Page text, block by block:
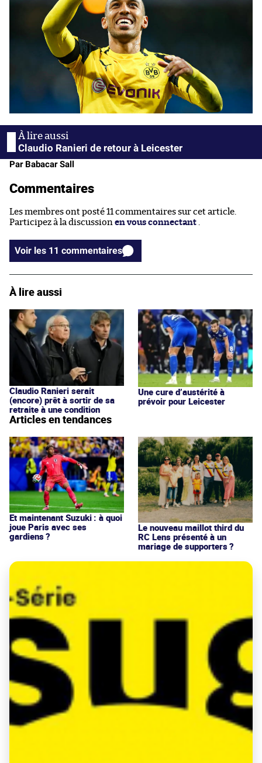
Claudio Ranieri de retour à Leicester
Par Babacar Sall
Commentaires
Les membres ont posté 11 commentaires sur cet article.
Participez à la discussion en vous connectant
Voir les 11 commentaires
À lire aussi
Claudio Ranieri serait
(encore) prêt à sortir de sa
retraite à une condition
Une cure d’austérité à
prévoir pour Leicester
Articles en tendances
Et maintenant Suzuki : à quoi
joue Paris avec ses
gardiens ?
Le nouveau maillot third du
RC Lens présenté à un
mariage de supporters ?